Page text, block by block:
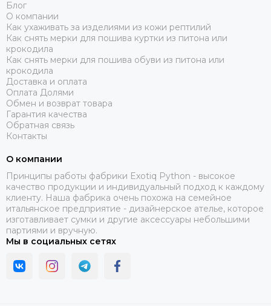
Блог
О компании
Как ухаживать за изделиями из кожи рептилий
Как снять мерки для пошива куртки из питона или
крокодила
Как снять мерки для пошива обуви из питона или
крокодила
Доставка и оплата
Оплата Долями
Обмен и возврат товара
Гарантия качества
Обратная связь
Контакты
О компании
Принципы работы фабрики Exotiq Python - высокое
качество продукции и индивидуальный подход к каждому
клиенту. Наша фабрика очень похожа на семейное
итальянское предприятие - дизайнерское ателье, которое
изготавливает сумки и другие аксессуары небольшими
партиями и вручную.
Мы в социальных сетях